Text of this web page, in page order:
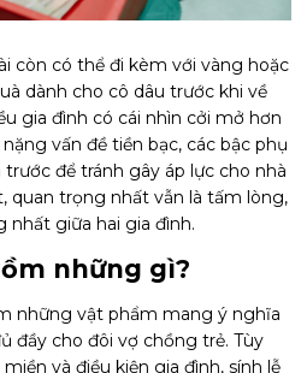
còn có thể đi kèm với vàng hoặc
dành cho cô dâu trước khi về
gia đình có cái nhìn cởi mở hơn
vấn đề tiền bạc, các bậc phụ
để tránh gây áp lực cho nhà
quan trọng nhất vẫn là tấm lòng,
nhất giữa hai gia đình.
những gì?
những vật phẩm mang ý nghĩa
đầy cho đôi vợ chồng trẻ. Tùy
và điều kiện gia đình, sính lễ